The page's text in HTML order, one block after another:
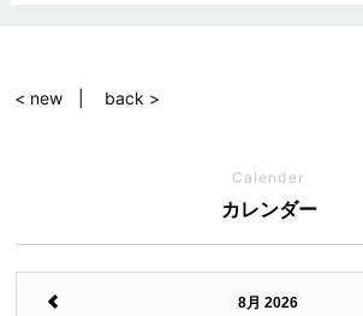
< new back >
Calender
カレンダー
8月 2026